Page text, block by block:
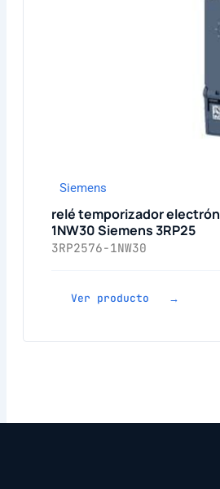
Siemens
relé temporizador
1NW30 Siemens 3RP25
3RP2576-1NW30
Ver producto →